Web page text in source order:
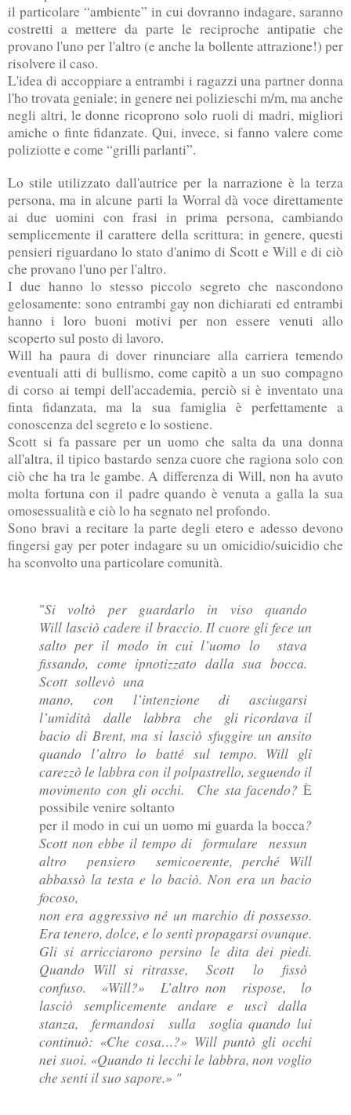
il particolare “ambiente” in cui dovranno indagare, saranno
costretti a mettere da parte le reciproche antipatie che
provano l'uno per l'altro (e anche la bollente attrazione!) per
risolvere il caso.
L'idea di accoppiare a entrambi i ragazzi una partner donna
l'ho trovata geniale; in genere nei polizieschi m/m, ma anche
negli altri, le donne ricoprono solo ruoli di madri, migliori
amiche o finte fidanzate. Qui, invece, si fanno valere come
poliziotte e come “grilli parlanti”.
Lo stile utilizzato dall'autrice per la narrazione è la terza
persona, ma in alcune parti la Worral dà voce direttamente
ai due uomini con frasi in prima persona, cambiando
semplicemente il carattere della scrittura; in genere, questi
pensieri riguardano lo stato d'animo di Scott e Will e di ciò
che provano l'uno per l'altro.
I due hanno lo stesso piccolo segreto che nascondono
gelosamente: sono entrambi gay non dichiarati ed entrambi
hanno i loro buoni motivi per non essere venuti allo
scoperto sul posto di lavoro.
Will ha paura di dover rinunciare alla carriera temendo
eventuali atti di bullismo, come capitò a un suo compagno
di corso ai tempi dell'accademia, perciò si è inventato una
finta fidanzata, ma la sua famiglia è perfettamente a
conoscenza del segreto e lo sostiene.
Scott si fa passare per un uomo che salta da una donna
all'altra, il tipico bastardo senza cuore che ragiona solo con
ciò che ha tra le gambe. A differenza di Will, non ha avuto
molta fortuna con il padre quando è venuta a galla la sua
omosessualità e ciò lo ha segnato nel profondo.
Sono bravi a recitare la parte degli etero e adesso devono
fingersi gay per poter indagare su un omicidio/suicidio che
ha sconvolto una particolare comunità.
"Si voltò per guardarlo in viso quando
Will lasciò cadere il braccio. Il cuore gli fece un
salto per il modo in cui l’uomo lo stava
fissando, come ipnotizzato dalla sua bocca.
Scott sollevò una
mano, con l’intenzione di asciugarsi
l’umidità dalle labbra che gli ricordava il
bacio di Brent, ma si lasciò sfuggire un ansito
quando l’altro lo batté sul tempo. Will gli
carezzò le labbra con il polpastrello, seguendo il
movimento con gli occhi. Che sta facendo? È
possibile venire soltanto
per il modo in cui un uomo mi guarda la bocca?
Scott non ebbe il tempo di formulare nessun
altro pensiero semicoerente, perché Will
abbassò la testa e lo baciò. Non era un bacio
focoso,
non era aggressivo né un marchio di possesso.
Era tenero, dolce, e lo sentì propagarsi ovunque.
Gli si arricciarono persino le dita dei piedi.
Quando Will si ritrasse, Scott lo fissò
confuso. «Will?» L’altro non rispose, lo
lasciò semplicemente andare e uscì dalla
stanza, fermandosi sulla soglia quando lui
continuò: «Che cosa…?» Will puntò gli occhi
nei suoi. «Quando ti lecchi le labbra, non voglio
che senti il suo sapore.» "